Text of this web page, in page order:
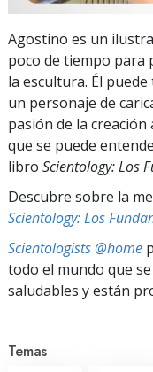
Agostino es un
poco de tiempo para
la escultura. Él
un personaje de
pasión de la
que se puede
libro Scientology: Los
Descubre sobre la
Scientology: Los
Scientologists @home
todo el mundo que
saludables y están
Temas